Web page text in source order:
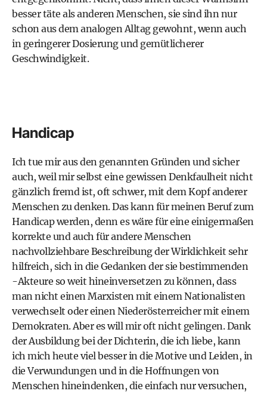
besser täte als anderen Menschen, sie sind ihn nur
schon aus dem analogen Alltag gewohnt, wenn auch
in geringerer Dosierung und gemütlicherer
Geschwindigkeit.
Handicap
Ich tue mir aus den genannten Gründen und sicher
auch, weil mir selbst eine gewissen Denkfaulheit nicht
gänzlich fremd ist, oft schwer, mit dem Kopf anderer
Menschen zu denken. Das kann für meinen Beruf zum
Handicap werden, denn es wäre für eine einigermaßen
korrekte und auch für andere Menschen
nachvollziehbare Beschreibung der Wirklichkeit sehr
hilfreich, sich in die Gedanken der sie bestimmenden
-Akteure so weit hineinversetzen zu können, dass
man nicht einen Marxisten mit einem Nationalisten
verwechselt oder einen Niederösterreicher mit einem
Demokraten. Aber es will mir oft nicht gelingen. Dank
der Ausbildung bei der Dichterin, die ich liebe, kann
ich mich heute viel besser in die Motive und Leiden, in
die Verwundungen und in die Hoffnungen von
Menschen hineindenken, die einfach nur versuchen,